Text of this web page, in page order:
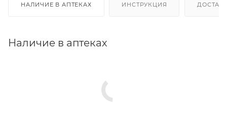
НАЛИЧИЕ В АПТЕКАХ ИНСТРУКЦИЯ
Наличие в аптеках